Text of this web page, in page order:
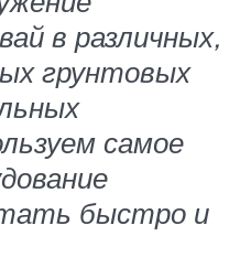
в различных,
грунтовых
самое
быстро и